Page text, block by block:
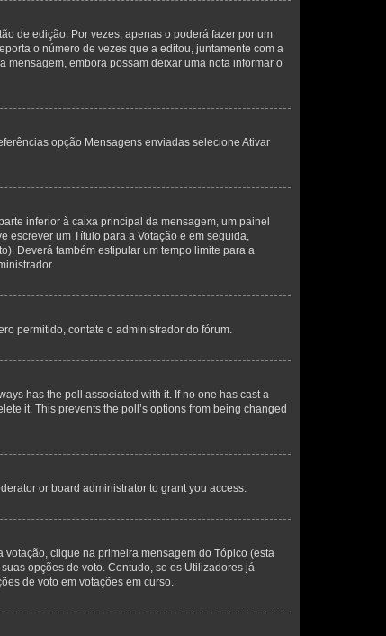
de edição. Por vezes, apenas o poderá fazer por um
o número de vezes que a editou, juntamente com a
embora possam deixar uma nota informar o
opção Mensagens enviadas selecione Ativar
inferior à caixa principal da mensagem, um painel
escrever um Título para a Votação e em seguida,
Deverá também estipular um tempo limite para a
permitido, contate o administrador do fórum.
has the poll associated with it. If no one has cast a
it. This prevents the poll’s options from being changed
or board administrator to grant you access.
clique na primeira mensagem do Tópico (esta
opções de voto. Contudo, se os Utilizadores já
de voto em votações em curso.